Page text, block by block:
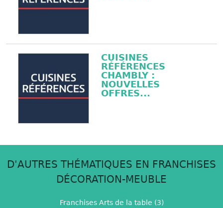
CUISINES
RÉFÉRENCES
CHAMBLY :
NOUVELLES
OFFRES...
D'AUTRES THÉMATIQUES EN FRANCHISES
DÉCORATION-MEUBLE
Franchises Arts de la table (3)